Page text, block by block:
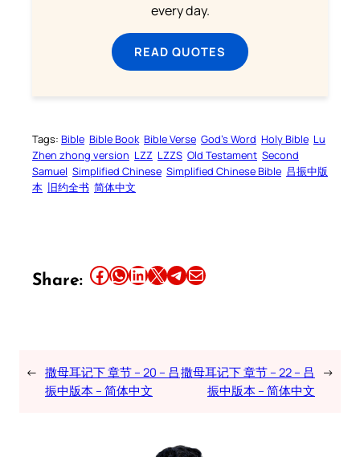
every day.
READ QUOTES
Tags: Bible Bible Book Bible Verse God’s Word Holy Bible Lu
Zhen zhong version LZZ LZZS Old Testament Second
Samuel Simplified Chinese Simplified Chinese Bible 吕振中版
本 旧约全书 简体中文
Share: Share this article on Facebook Share this article on WhatsApp Share this article on LinkedIn Share this article on X Share this article on TelegramEmail this Article
← 撒母耳记下 章节 – 20 – 吕
振中版本 – 简体中文
撒母耳记下 章节 – 22 – 吕
振中版本 – 简体中文
→